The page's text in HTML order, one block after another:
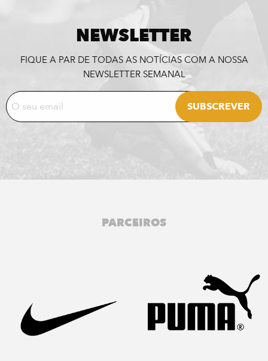
NEWSLETTER
FIQUE A PAR DE TODAS AS NOTÍCIAS COM A NOSSA
NEWSLETTER SEMANAL
PARCEIROS